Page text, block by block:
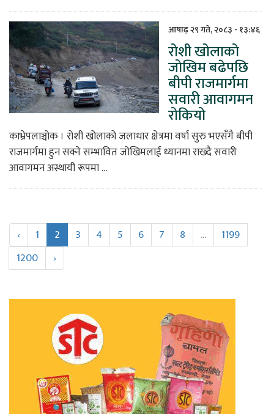
आषाढ़ २९ गते, २०८३ - १३:४६
रोशी खोलाको
जोखिम बढेपछि
बीपी राजमार्गमा
सवारी आवागमन
रोकियो
काभ्रेपलाञ्चोक । रोशी खोलाको जलाधार क्षेत्रमा वर्षा सुरु भएसँगै बीपी
राजमार्गमा हुन सक्ने सम्भावित जोखिमलाई ध्यानमा राख्दै सवारी
आवागमन अस्थायी रूपमा ...
‹ 1 2 3 4 5 6 7 8 ...
1199
1200
›